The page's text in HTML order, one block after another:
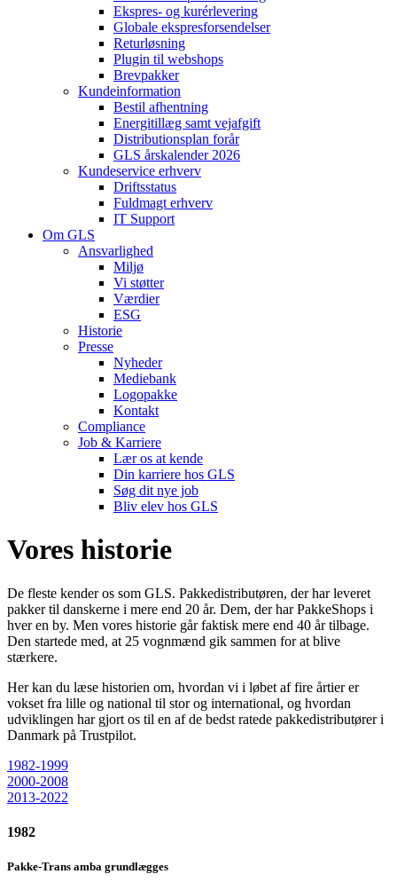
Ekspres- og kurérlevering
Globale ekspresforsendelser
Returløsning
Plugin til webshops
Brevpakker
Kundeinformation
Bestil afhentning
Energitillæg samt vejafgift
Distributionsplan forår
GLS årskalender 2026
Kundeservice erhverv
Driftsstatus
Fuldmagt erhverv
IT Support
Om GLS
Ansvarlighed
Miljø
Vi støtter
Værdier
ESG
Historie
Presse
Nyheder
Mediebank
Logopakke
Kontakt
Compliance
Job & Karriere
Lær os at kende
Din karriere hos GLS
Søg dit nye job
Bliv elev hos GLS
Vores historie
De fleste kender os som GLS. Pakkedistributøren, der har leveret
pakker til danskerne i mere end 20 år. Dem, der har PakkeShops i
hver en by. Men vores historie går faktisk mere end 40 år tilbage.
Den startede med, at 25 vognmænd gik sammen for at blive
stærkere.
Her kan du læse historien om, hvordan vi i løbet af fire årtier er
vokset fra lille og national til stor og international, og hvordan
udviklingen har gjort os til en af de bedst ratede pakkedistributører i
Danmark på Trustpilot.
1982-1999
2000-2008
2013-2022
1982
Pakke-Trans amba grundlægges